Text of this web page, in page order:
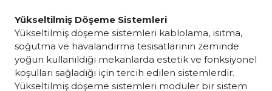
Yükseltilmiş Döşeme Sistemleri
Yükseltilmiş döşeme sistemleri kablolama, ısıtma,
soğutma ve havalandırma tesisatlarının zeminde
yoğun kullanıldığı mekanlarda estetik ve fonksiyonel
koşulları sağladığı için tercih edilen sistemlerdir.
Yükseltilmiş döşeme sistemleri modüler bir sistem